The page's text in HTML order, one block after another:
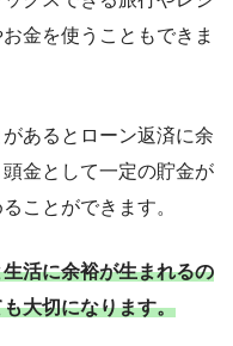
金を使うこともできま
あるとローン返済に余
金として一定の貯金が
ことができます。
活に余裕が生まれるの
大切になります。